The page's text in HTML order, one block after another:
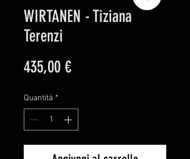
WIRTANEN - Tiziana
Terenzi
435,00 €Prezzo
Quantità *